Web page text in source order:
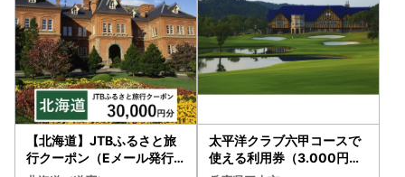
【北海道】JTBふるさと旅
行クーポン（Eメール発行
太平洋クラブ六甲コースで
使える利用券（3.000円分